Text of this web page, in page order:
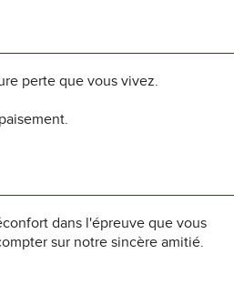
perte que vous vivez.
dans l'épreuve que vous
sur notre sincère amitié.